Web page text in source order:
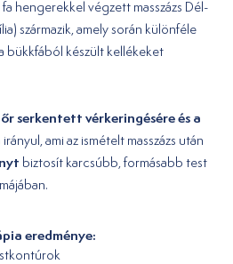
fa hengerekkel végzett masszázs Dél-
származik, amely során különféle
bükkfából készült kellékeket
serkentett vérkeringésére és a
irányul, ami az ismételt masszázs után
biztosít karcsúbb, formásabb test
eredménye: